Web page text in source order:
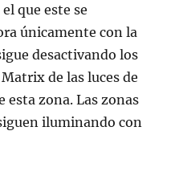
que este se
únicamente con la
desactivando los
de las luces de
esta zona. Las zonas
iluminando con